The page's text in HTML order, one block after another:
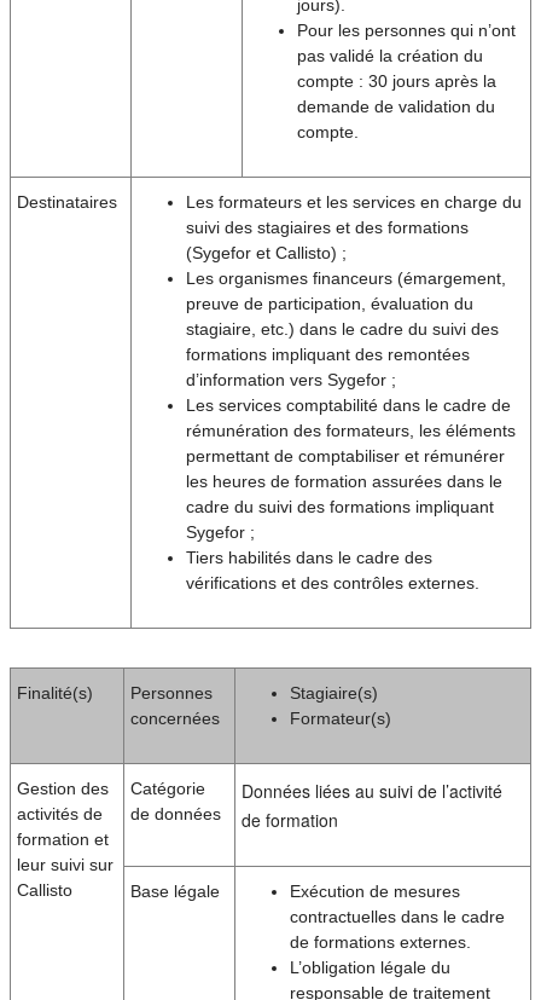
jours).
Pour les personnes qui n’ont
pas validé la création du
compte : 30 jours après la
demande de validation du
compte.
Destinataires
Les formateurs et les services en charge du
suivi des stagiaires et des formations
(Sygefor et Callisto) ;
Les organismes financeurs (émargement,
preuve de participation, évaluation du
stagiaire, etc.) dans le cadre du suivi des
formations impliquant des remontées
d’information vers Sygefor ;
Les services comptabilité dans le cadre de
rémunération des formateurs, les éléments
permettant de comptabiliser et rémunérer
les heures de formation assurées dans le
cadre du suivi des formations impliquant
Sygefor ;
Tiers habilités dans le cadre des
vérifications et des contrôles externes.
Finalité(s)
Personnes
concernées
Stagiaire(s)
Formateur(s)
Gestion des
activités de
formation et
leur suivi sur
Callisto
Catégorie
de données
Données liées au suivi de l’activité
de formation
Base légale
Exécution de mesures
contractuelles dans le cadre
de formations externes.
L’obligation légale du
responsable de traitement